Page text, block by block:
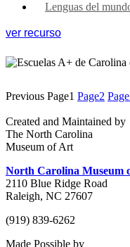
Lenguas del
ver recurso
Previous Page1 Page2 Page
Created and Maintained by
The North Carolina
Museum of Art
North Carolina Museum
2110 Blue Ridge Road
Raleigh, NC 27607
(919) 839-6262
Made Possible by